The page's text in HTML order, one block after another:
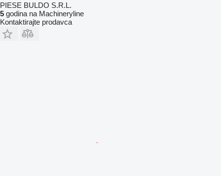
PIESE BULDO S.R.L.
5 godina na Machineryline
Kontaktirajte prodavca